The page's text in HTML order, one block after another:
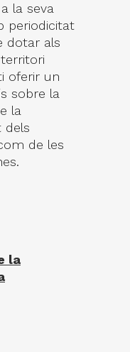
la seva
periodicitat
dotar als
oferir un
sobre la
la
dels
de les
la